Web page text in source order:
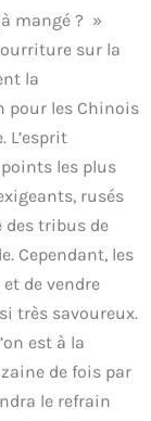
mangé ? »
sur la
la
pour les Chinois
les plus
rusés
des tribus de
Cependant, les
de vendre
très savoureux.
est à la
de fois par
le refrain